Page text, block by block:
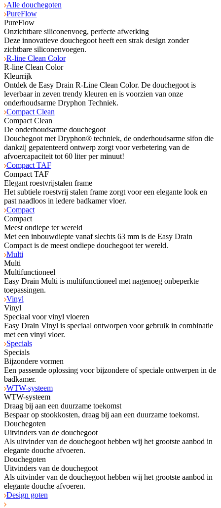
Alle douchegoten
PureFlow
PureFlow
Onzichtbare siliconenvoeg, perfecte afwerking
Deze innovatieve douchegoot heeft een strak design zonder
zichtbare siliconenvoegen.
R-line Clean Color
R-line Clean Color
Kleurrijk
Ontdek de Easy Drain R-Line Clean Color. De douchegoot is
leverbaar in zeven trendy kleuren en is voorzien van onze
onderhoudsarme Dryphon Techniek.
Compact Clean
Compact Clean
De onderhoudsarme douchegoot
Douchegoot met Dryphon® techniek, de onderhoudsarme sifon die
dankzij gepatenteerd ontwerp zorgt voor verbetering van de
afvoercapaciteit tot 60 liter per minuut!
Compact TAF
Compact TAF
Elegant roestvrijstalen frame
Het subtiele roestvrij stalen frame zorgt voor een elegante look en
past naadloos in iedere badkamer vloer.
Compact
Compact
Meest ondiepe ter wereld
Met een inbouwdiepte vanaf slechts 63 mm is de Easy Drain
Compact is de meest ondiepe douchegoot ter wereld.
Multi
Multi
Multifunctioneel
Easy Drain Multi is multifunctioneel met nagenoeg onbeperkte
toepassingen.
Vinyl
Vinyl
Speciaal voor vinyl vloeren
Easy Drain Vinyl is speciaal ontworpen voor gebruik in combinatie
met een vinyl vloer.
Specials
Specials
Bijzondere vormen
Een passende oplossing voor bijzondere of speciale ontwerpen in de
badkamer.
WTW-systeem
WTW-systeem
Draag bij aan een duurzame toekomst
Bespaar op stookkosten, draag bij aan een duurzame toekomst.
Douchegoten
Uitvinders van de douchegoot
Als uitvinder van de douchegoot hebben wij het grootste aanbod in
elegante douche afvoeren.
Douchegoten
Uitvinders van de douchegoot
Als uitvinder van de douchegoot hebben wij het grootste aanbod in
elegante douche afvoeren.
Design goten